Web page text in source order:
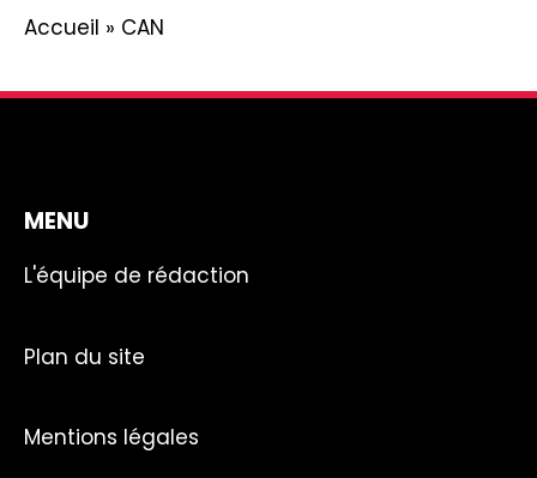
Accueil » CAN
MENU
L'équipe de rédaction
Plan du site
Mentions légales